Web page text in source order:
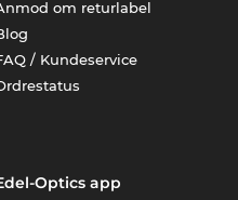
om returlabel
/ Kundeservice
Optics app